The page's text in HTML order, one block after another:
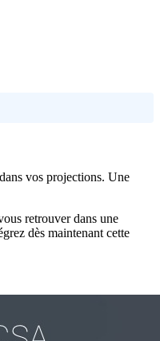
vos projections. Une
retrouver dans une
dès maintenant cette